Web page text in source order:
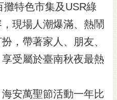
特色市集及USR綠
現場人潮爆滿、熱鬧
，帶著家人、朋友、
受屬於臺南秋夜最熱
安萬聖節活動一年比